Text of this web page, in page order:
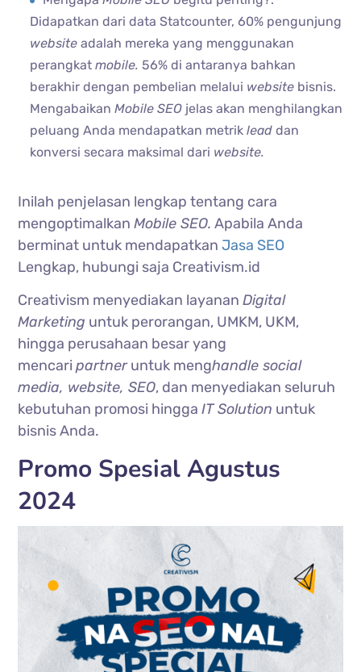
Didapatkan dari data Statcounter, 60% pengunjung
websiteadalah mereka yang menggunakan
perangkatmobile. 56% di antaranya bahkan
berakhir dengan pembelian melalui website bisnis.
MengabaikanMobile SEO jelas akan menghilangkan
peluang Anda mendapatkan metrikleaddan
konversi secara maksimal dari website.
Inilah penjelasan lengkap tentang cara
mengoptimalkanMobile SEO. Apabila Anda
berminat untuk mendapatkanJasa SEO
Lengkap, hubungi saja Creativism.id
Creativism menyediakan layananDigital
Marketing untuk perorangan, UMKM, UKM,
hingga perusahaan besar yang
mencaripartneruntuk menghandle social
media, website, SEO, dan menyediakan seluruh
kebutuhan promosi hinggaIT Solution untuk
bisnis Anda.
Promo Spesial Agustus
2024